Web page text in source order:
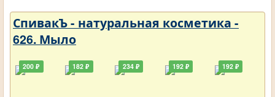
СпивакЪ - натуральная косметика -
626. Мыло
200 ₽ 182 ₽ 234 ₽ 192 ₽ 192 ₽